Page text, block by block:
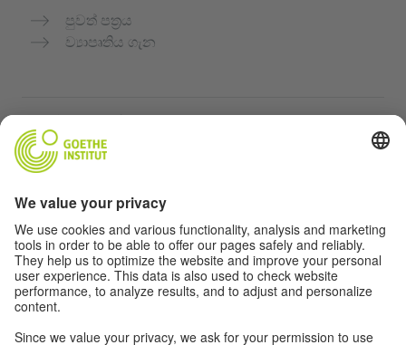
පුවත් පත්‍රය
ව්‍යාපෘතිය ගැන
ගෝතේ ආයතනයේ ජර්මන් භාෂා පාඨමාලා
ගුරුවරුන් සඳහා පෝර්ටලය "Deutschstunde"
රහස්‍යතා සහ ප්‍රවේශය